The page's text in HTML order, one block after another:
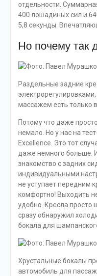
отдельности.
400 лошадиных сил и
5,8 секунды.
Но почему так
Раздельные задние
массажем есть только
Потому что даже
немало. Но у нас на
Excellence. Это тот
даже немного больше.
знакомство с задних
индивидуальными
не уступает передним
комфортно! Выходить
удобно. Кресла просто
сразу обнаружил
бокала для
Хрустальные бокалы
автомобиль для